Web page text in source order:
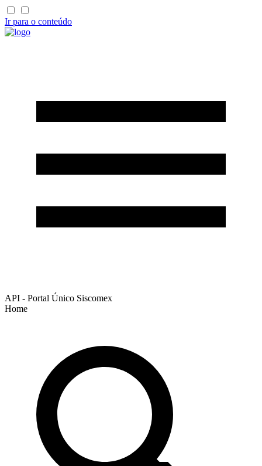
Ir para o conteúdo
API - Portal Único Siscomex
Home